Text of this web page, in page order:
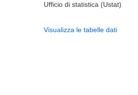
Ufficio di statistica (Ustat)
Visualizza le tabelle dati